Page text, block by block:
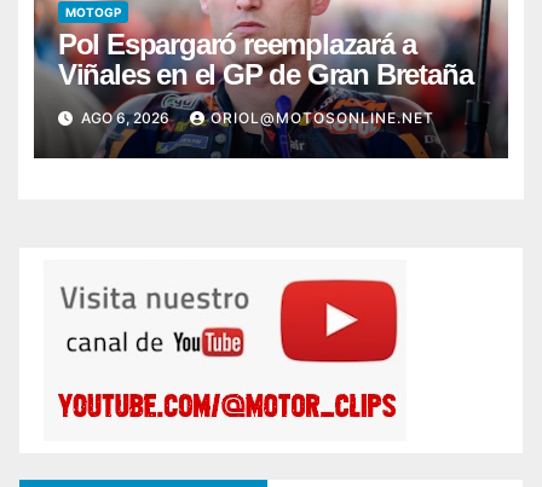
MOTOGP
Pol Espargaró reemplazará a
Viñales en el GP de Gran Bretaña
AGO 6, 2026 ORIOL@MOTOSONLINE.NET